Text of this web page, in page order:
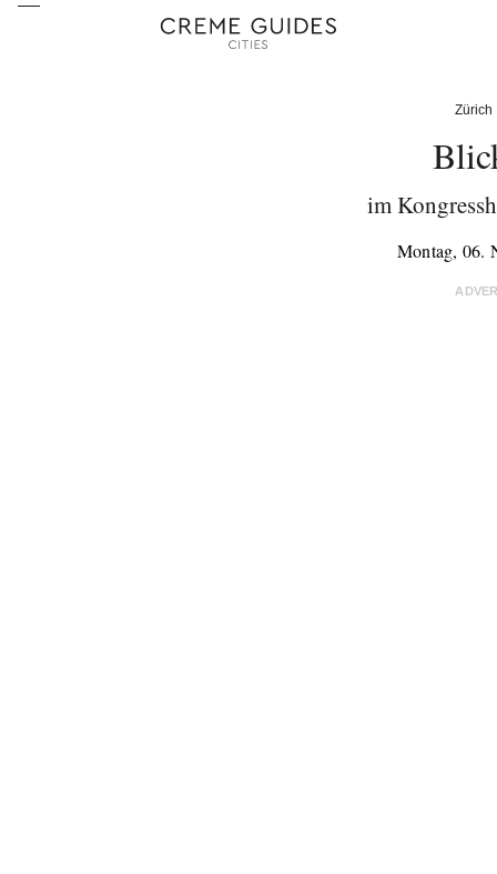
Zürich
im
Montag, 06.